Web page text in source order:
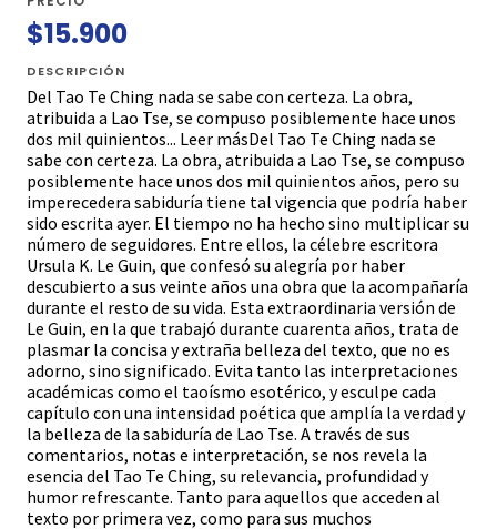
$15.900
DESCRIPCIÓN
Del Tao Te Ching nada se sabe con certeza. La obra,
atribuida a Lao Tse, se compuso posiblemente hace unos
dos mil quinientos... Leer másDel Tao Te Ching nada se
sabe con certeza. La obra, atribuida a Lao Tse, se compuso
posiblemente hace unos dos mil quinientos años, pero su
imperecedera sabiduría tiene tal vigencia que podría haber
sido escrita ayer. El tiempo no ha hecho sino multiplicar su
número de seguidores. Entre ellos, la célebre escritora
Ursula K. Le Guin, que confesó su alegría por haber
descubierto a sus veinte años una obra que la acompañaría
durante el resto de su vida. Esta extraordinaria versión de
Le Guin, en la que trabajó durante cuarenta años, trata de
plasmar la concisa y extraña belleza del texto, que no es
adorno, sino significado. Evita tanto las interpretaciones
académicas como el taoísmo esotérico, y esculpe cada
capítulo con una intensidad poética que amplía la verdad y
la belleza de la sabiduría de Lao Tse. A través de sus
comentarios, notas e interpretación, se nos revela la
esencia del Tao Te Ching, su relevancia, profundidad y
humor refrescante. Tanto para aquellos que acceden al
texto por primera vez, como para sus muchos